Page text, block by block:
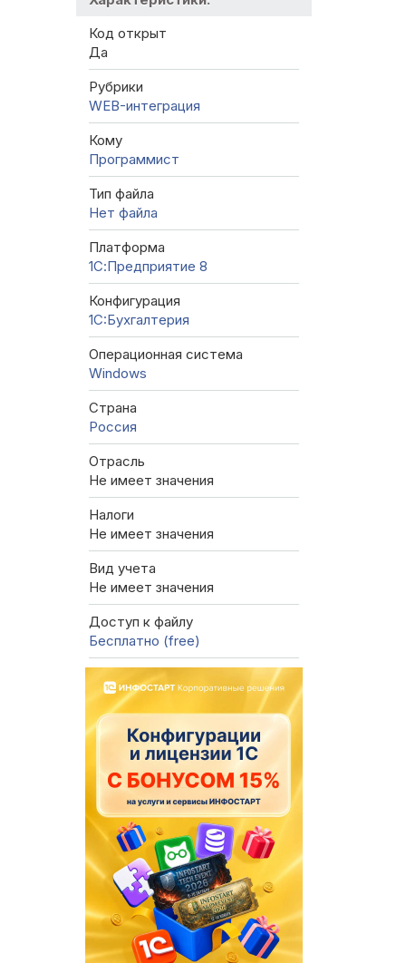
Код открыт
Да
Рубрики
WEB-интеграция
Кому
Программист
Тип файла
Нет файла
Платформа
1С:Предприятие 8
Конфигурация
1C:Бухгалтерия
Операционная система
Windows
Страна
Россия
Отрасль
Не имеет значения
Налоги
Не имеет значения
Вид учета
Не имеет значения
Доступ к файлу
Бесплатно (free)